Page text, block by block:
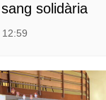
solidària
12:59